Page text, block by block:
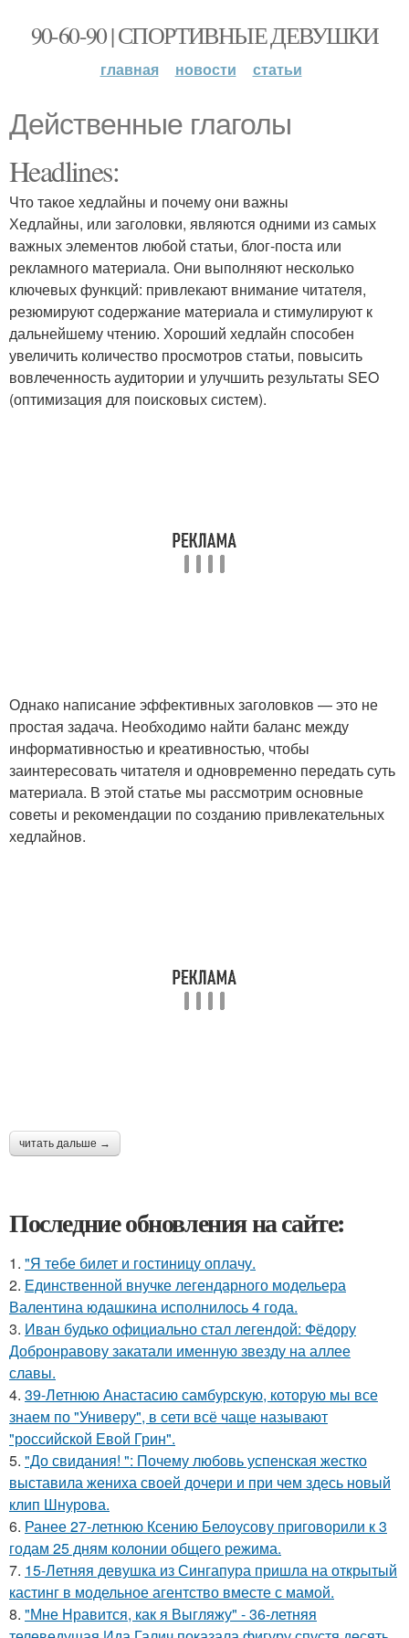
90-60-90 | СПОРТИВНЫЕ ДЕВУШКИ
главная новости статьи
Действенные глаголы
Headlines:
Что такое хедлайны и почему они важны
Хедлайны, или заголовки, являются одними из самых
важных элементов любой статьи, блог-поста или
рекламного материала. Они выполняют несколько
ключевых функций: привлекают внимание читателя,
резюмируют содержание материала и стимулируют к
дальнейшему чтению. Хороший хедлайн способен
увеличить количество просмотров статьи, повысить
вовлеченность аудитории и улучшить результаты SEO
(оптимизация для поисковых систем).
Однако написание эффективных заголовков — это не
простая задача. Необходимо найти баланс между
информативностью и креативностью, чтобы
заинтересовать читателя и одновременно передать суть
материала. В этой статье мы рассмотрим основные
советы и рекомендации по созданию привлекательных
хедлайнов.
читать дальше →
Последние обновления на сайте:
1. "Я тебе билет и гостиницу оплачу.
2. Единственной внучке легендарного модельера
Валентина юдашкина исполнилось 4 года.
3. Иван будько официально стал легендой: Фёдору
Добронравову закатали именную звезду на аллее
славы.
4. 39-Летнюю Анастасию самбурскую, которую мы все
знаем по "Универу", в сети всё чаще называют
"российской Евой Грин".
5. "До свидания! ": Почему любовь успенская жестко
выставила жениха своей дочери и при чем здесь новый
клип Шнурова.
6. Ранее 27-летнюю Ксению Белоусову приговорили к 3
годам 25 дням колонии общего режима.
7. 15-Летняя девушка из Сингапура пришла на открытый
кастинг в модельное агентство вместе с мамой.
8. "Мне Нравится, как я Выгляжу" - 36-летняя